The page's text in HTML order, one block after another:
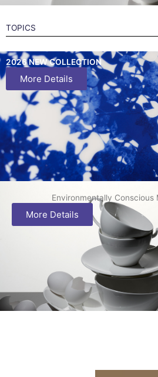
To protect the dining experience of
environmentally conscious
More
TOPICS
2026 NEW COLLECTION
More Details
Environmentally Conscious
More Details